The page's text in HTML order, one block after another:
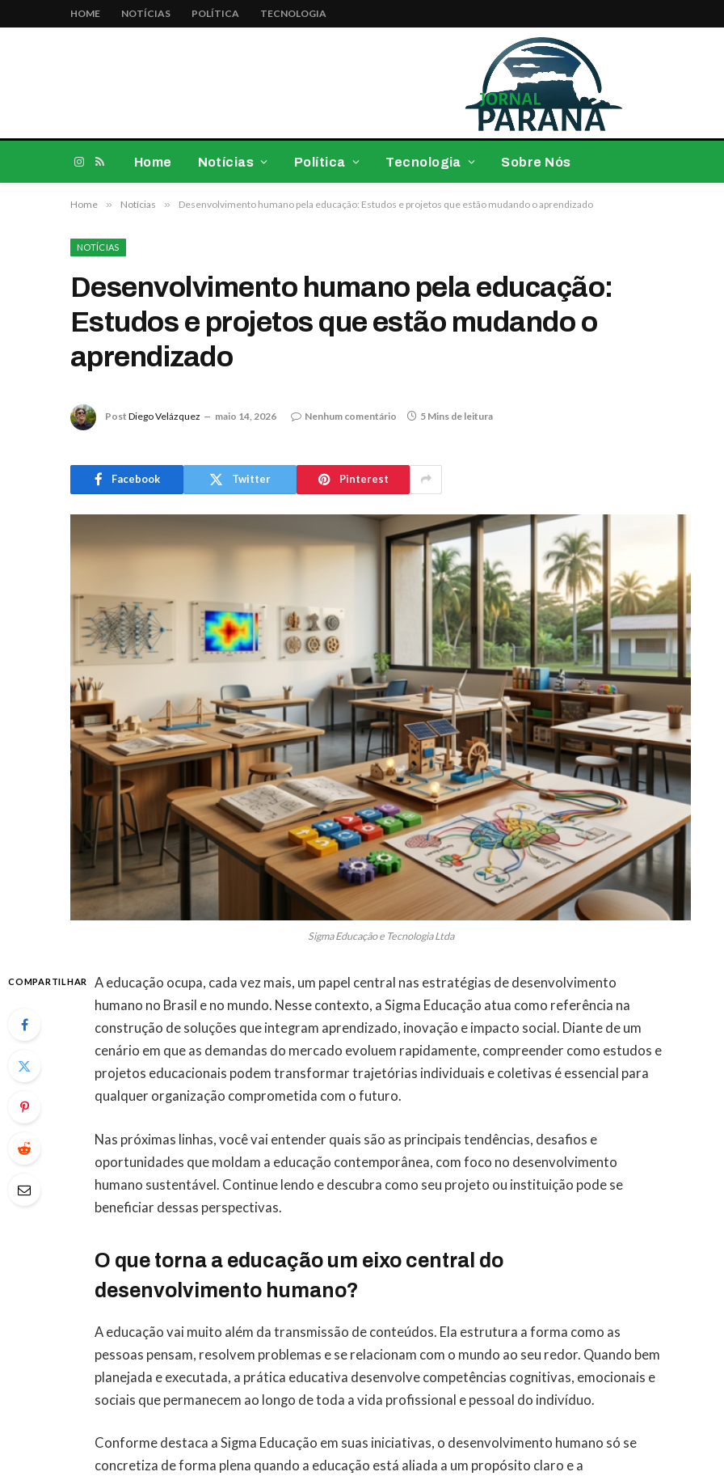
HOME NOTÍCIAS POLÍTICA TECNOLOGIA
Instagram
RSS
Home Notícias Política Tecnologia Sobre Nós
Home » Notícias » Desenvolvimento humano pela educação: Estudos e projetos que estão mudando o aprendizado
NOTÍCIAS
Desenvolvimento humano pela educação:
Estudos e projetos que estão mudando o
aprendizado
Post Diego Velázquez maio 14, 2026 Nenhum comentário 5 Mins de leitura
Facebook Twitter Pinterest
Sigma Educação e Tecnologia Ltda
COMPARTILHAR
A educação ocupa, cada vez mais, um papel central nas estratégias de desenvolvimento
humano no Brasil e no mundo. Nesse contexto, a Sigma Educação atua como referência na
construção de soluções que integram aprendizado, inovação e impacto social. Diante de um
cenário em que as demandas do mercado evoluem rapidamente, compreender como estudos e
projetos educacionais podem transformar trajetórias individuais e coletivas é essencial para
qualquer organização comprometida com o futuro.
Nas próximas linhas, você vai entender quais são as principais tendências, desafios e
oportunidades que moldam a educação contemporânea, com foco no desenvolvimento
humano sustentável. Continue lendo e descubra como seu projeto ou instituição pode se
beneficiar dessas perspectivas.
O que torna a educação um eixo central do
desenvolvimento humano?
A educação vai muito além da transmissão de conteúdos. Ela estrutura a forma como as
pessoas pensam, resolvem problemas e se relacionam com o mundo ao seu redor. Quando bem
planejada e executada, a prática educativa desenvolve competências cognitivas, emocionais e
sociais que permanecem ao longo de toda a vida profissional e pessoal do indivíduo.
Conforme destaca a Sigma Educação em suas iniciativas, o desenvolvimento humano só se
concretiza de forma plena quando a educação está aliada a um propósito claro e a